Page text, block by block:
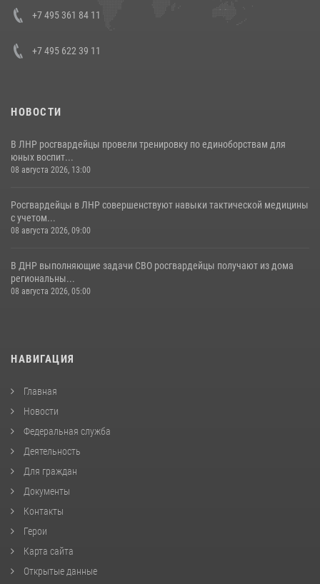
Кавказском федеральном округе Виталием Кузнецовым
+7 495 361 84 11
+7 495 622 39 11
НОВОСТИ
В ЛНР росгвардейцы провели тренировку по единоборствам для
юных воспит...
08 августа 2026, 13:00
Росгвардейцы в ЛНР совершенствуют навыки тактической медицины
с учетом...
08 августа 2026, 09:00
В ДНР выполняющие задачи СВО росгвардейцы получают из дома
региональны...
08 августа 2026, 05:00
НАВИГАЦИЯ
Главная
Новости
Федеральная служба
Деятельность
Для граждан
Документы
Контакты
Герои
Карта сайта
Открытые данные